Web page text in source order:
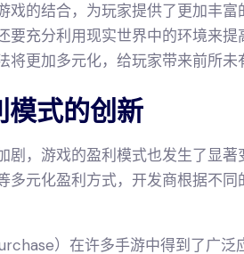
戏的结合，为玩家提供了更加丰
要充分利用现实世界中的环境来
将更加多元化，给玩家带来前所未
式的创新
剧，游戏的盈利模式也发生了显
多元化盈利方式，开发商根据不
）在许多手游中得到了广泛